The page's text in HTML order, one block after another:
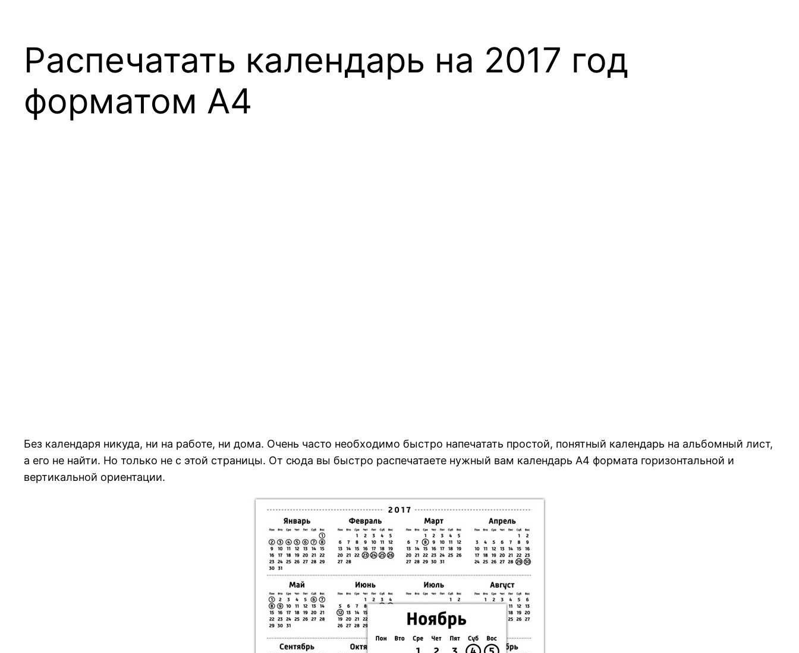
Распечатать календарь на 2017 год
форматом А4
Без календаря никуда, ни на работе, ни дома. Очень часто необходимо быстро напечатать простой, понятный календарь на альбомный лист,
а его не найти. Но только не с этой страницы. От сюда вы быстро распечатаете нужный вам календарь А4 формата горизонтальной и
вертикальной ориентации.